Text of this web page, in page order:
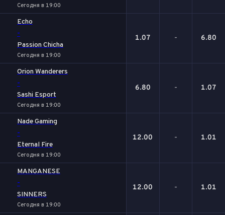
Сегодня в 19:00
Echo
-
Passion Chicha
Сегодня в 19:00
1.07 - 6.80
Orion Wanderers
-
Sashi Esport
Сегодня в 19:00
6.80 - 1.07
Nade Gaming
-
Eternal Fire
Сегодня в 19:00
12.00 - 1.01
MANGANESE
-
SINNERS
Сегодня в 19:00
12.00 - 1.01